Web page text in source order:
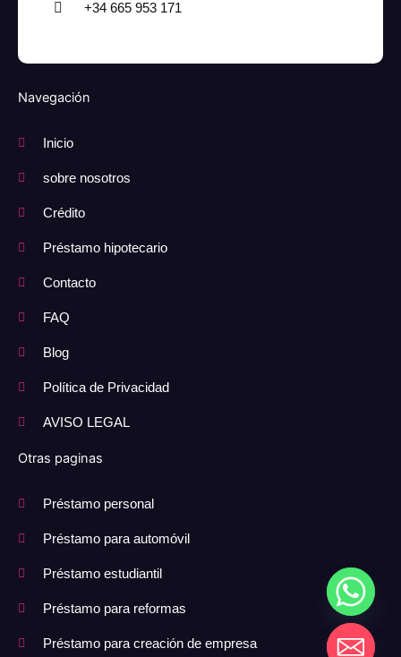
+34 665 953 171
Navegación
Inicio
sobre nosotros
Crédito
Préstamo hipotecario
Contacto
FAQ
Blog
Política de Privacidad
AVISO LEGAL
Otras paginas
Préstamo personal
Préstamo para automóvil
Préstamo estudiantil
Préstamo para reformas
Préstamo para creación de empresa